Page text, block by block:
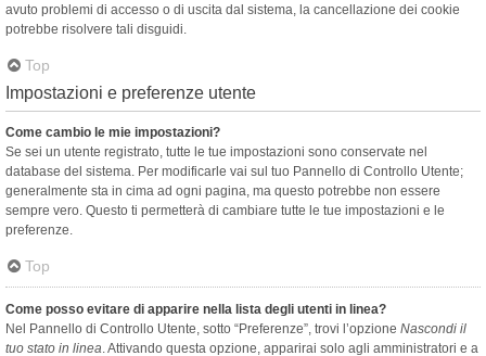
avuto problemi di accesso o di uscita dal sistema, la cancellazione dei cookie
potrebbe risolvere tali disguidi.
Top
Impostazioni e preferenze utente
Come cambio le mie impostazioni?
Se sei un utente registrato, tutte le tue impostazioni sono conservate nel
database del sistema. Per modificarle vai sul tuo Pannello di Controllo Utente;
generalmente sta in cima ad ogni pagina, ma questo potrebbe non essere
sempre vero. Questo ti permetterà di cambiare tutte le tue impostazioni e le
preferenze.
Top
Come posso evitare di apparire nella lista degli utenti in linea?
Nel Pannello di Controllo Utente, sotto “Preferenze”, trovi l’opzione Nascondi il
tuo stato in linea. Attivando questa opzione, apparirai solo agli amministratori e a